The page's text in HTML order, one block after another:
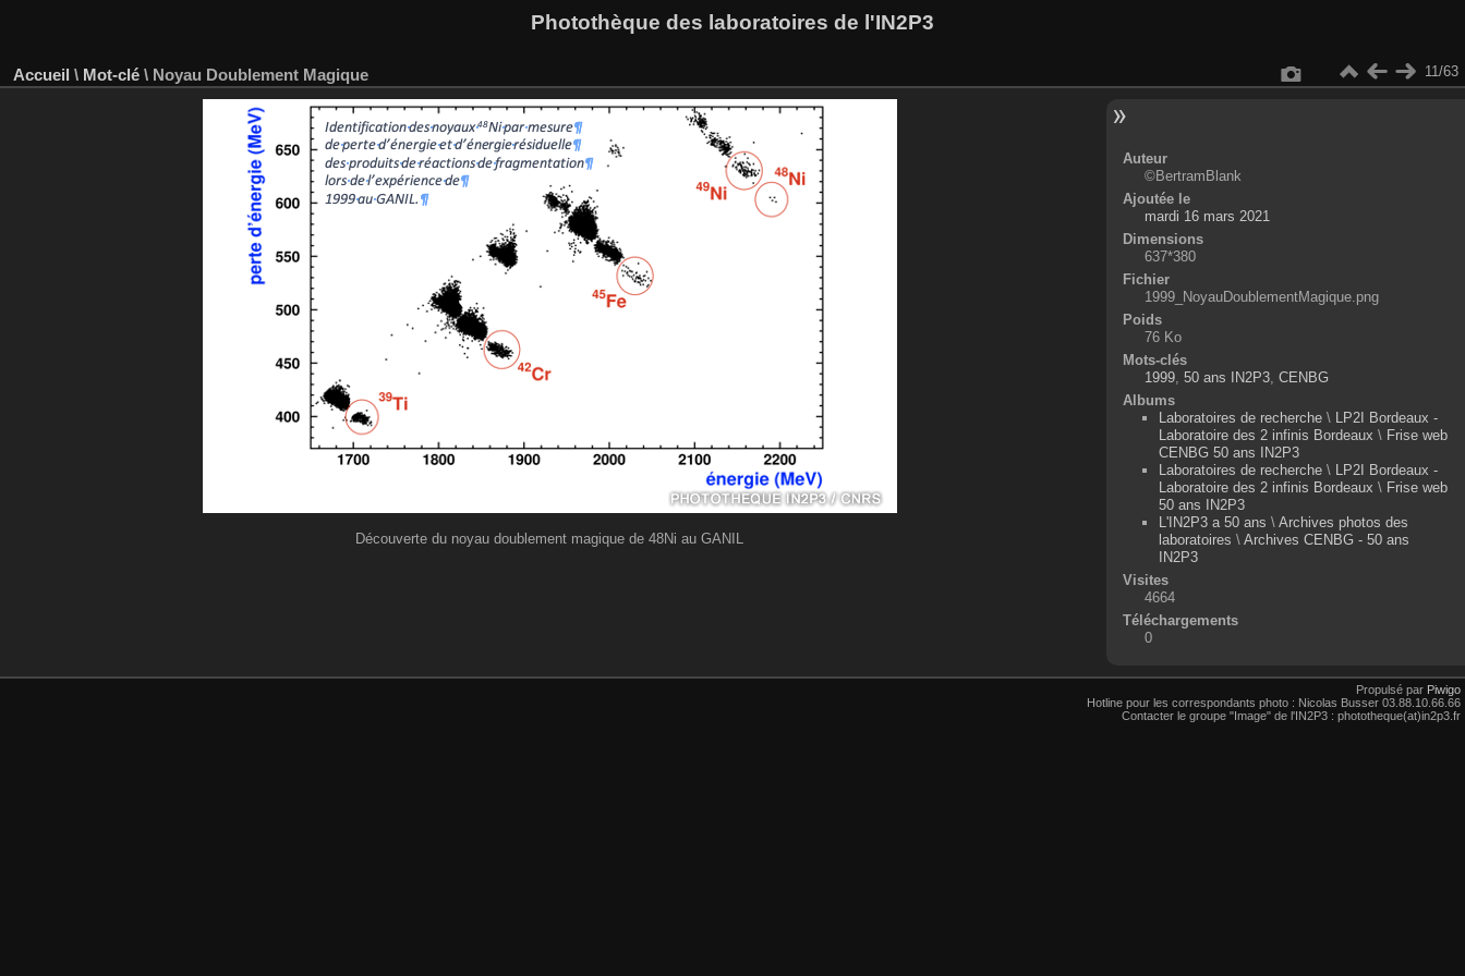
Photothèque des laboratoires de l'IN2P3
Accueil \ Mot-clé \ Noyau Doublement Magique 11/63
Découverte du noyau doublement magique de 48Ni au GANIL
Auteur
©BertramBlank
Ajoutée le
mardi 16 mars 2021
Dimensions
637*380
Fichier
1999_NoyauDoublementMagique.png
Poids
76 Ko
Mots-clés
1999, 50 ans IN2P3, CENBG
Albums
Laboratoires de recherche\
LP2I Bordeaux -
Laboratoire des 2 infinis Bordeaux \ Frise web
CENBG 50 ans IN2P3
Laboratoires de recherche\
LP2I Bordeaux -
Laboratoire des 2 infinis Bordeaux \ Frise web
50 ans IN2P3
L'IN2P3 a 50 ans \ Archives photos des
laboratoires \ Archives CENBG - 50 ans
IN2P3
Visites
4664
Téléchargements
0
Propulsé par Piwigo
Hotline pour les correspondants photo : Nicolas Busser 03.88.10.66.66
Contacter le groupe "Image" de l'IN2P3 : phototheque(at)in2p3.fr